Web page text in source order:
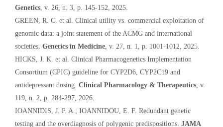
Genetics, v. 26, n. 3, p. 145-152, 2025.
GREEN, R. C. et al. Clinical utility vs. commercial exploitation of
genomic data: a joint statement of the ACMG and international
societies. Genetics in Medicine, v. 27, n. 1, p. 1001-1012, 2025.
HICKS, J. K. et al. Clinical Pharmacogenetics Implementation
Consortium (CPIC) guideline for CYP2D6, CYP2C19 and
antidepressant dosing. Clinical Pharmacology & Therapeutics, v.
119, n. 2, p. 284-297, 2026.
IOANNIDIS, J. P. A.; IOANNIDOU, E. F. Redundant genetic
testing and the overdiagnosis of polygenic predispositions. JAMA